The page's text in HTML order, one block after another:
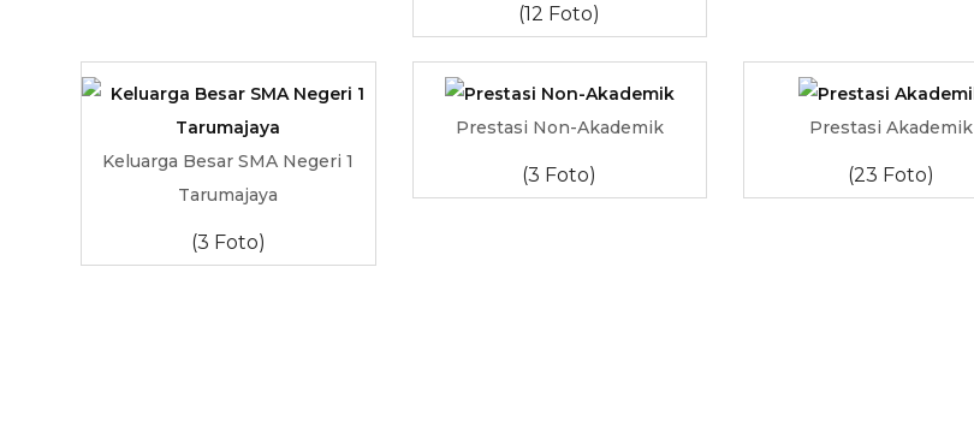
(12 Foto)
Keluarga Besar SMA Negeri 1
Tarumajaya
(3 Foto)
Prestasi Non-Akademik
(3 Foto)
Prestasi Akademik
(23 Foto)